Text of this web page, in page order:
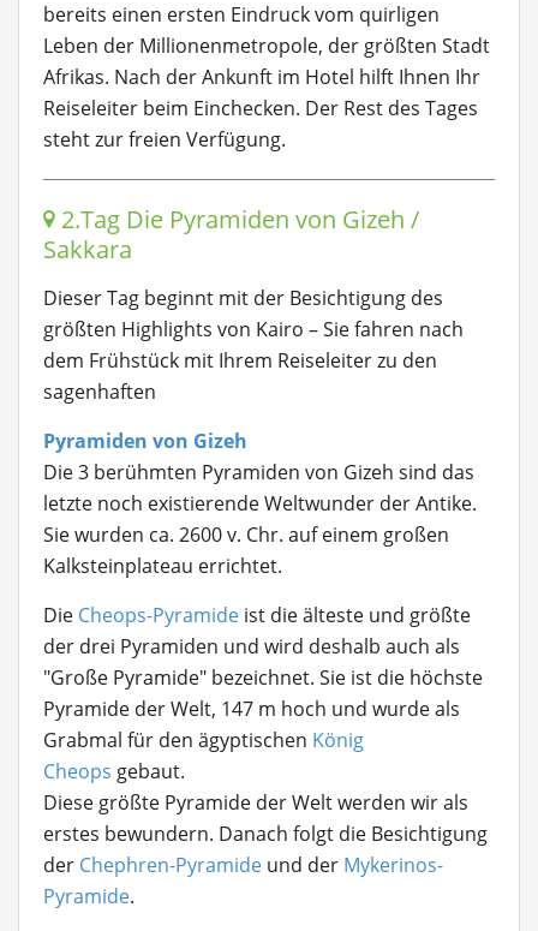
bereits einen ersten Eindruck vom quirligen
Leben der Millionenmetropole, der größten Stadt
Afrikas. Nach der Ankunft im Hotel hilft Ihnen Ihr
Reiseleiter beim Einchecken. Der Rest des Tages
steht zur freien Verfügung.
2.Tag Die Pyramiden von Gizeh /
Sakkara
Dieser Tag beginnt mit der Besichtigung des
größten Highlights von Kairo – Sie fahren nach
dem Frühstück mit Ihrem Reiseleiter zu den
sagenhaften
Pyramiden von Gizeh
Die 3 berühmten Pyramiden von Gizeh sind das
letzte noch existierende Weltwunder der Antike.
Sie wurden ca. 2600 v. Chr. auf einem großen
Kalksteinplateau errichtet.
Die Cheops-Pyramide ist die älteste und größte
der drei Pyramiden und wird deshalb auch als
"Große Pyramide" bezeichnet. Sie ist die höchste
Pyramide der Welt, 147 m hoch und wurde als
Grabmal für den ägyptischen König
Cheops gebaut.
Diese größte Pyramide der Welt werden wir als
erstes bewundern. Danach folgt die Besichtigung
der Chephren-Pyramide und der Mykerinos-
Pyramide.